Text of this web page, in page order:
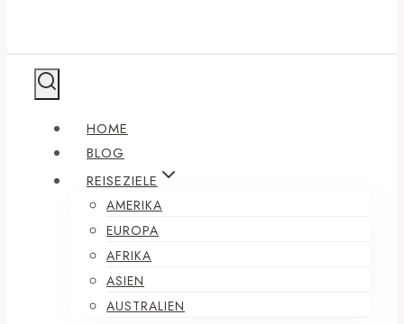
HOME
BLOG
REISEZIELE
AMERIKA
EUROPA
AFRIKA
ASIEN
AUSTRALIEN